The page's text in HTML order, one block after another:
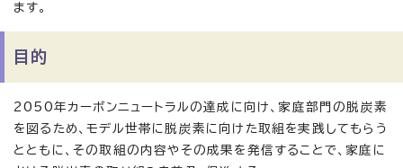
ます。
目的
2050年カーボンニュートラルの達成に向け、家庭部門の脱炭素
を図るため、モデル世帯に脱炭素に向けた取組を実践してもらう
とともに、その取組の内容やその成果を発信することで、家庭に